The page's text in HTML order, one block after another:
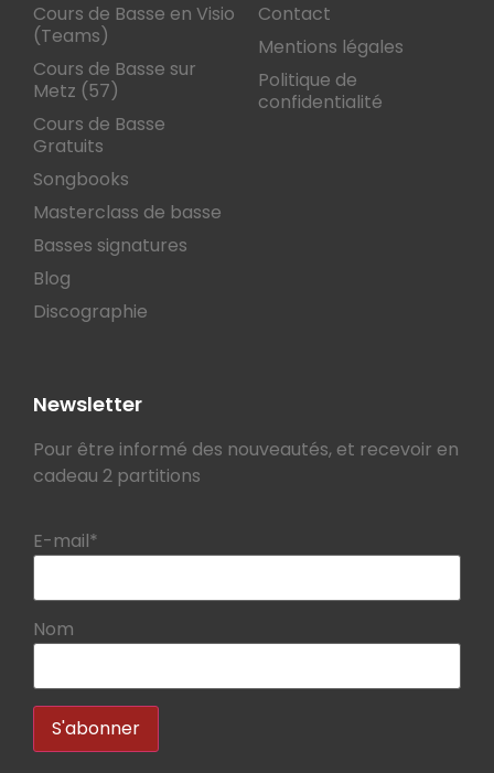
Cours de Basse en Visio
(Teams)
Cours de Basse sur
Metz (57)
Cours de Basse
Gratuits
Songbooks
Masterclass de basse
Basses signatures
Blog
Discographie
Contact
Mentions légales
Politique de
confidentialité
Newsletter
Pour être informé des nouveautés, et recevoir en
cadeau 2 partitions
E-mail*
Nom